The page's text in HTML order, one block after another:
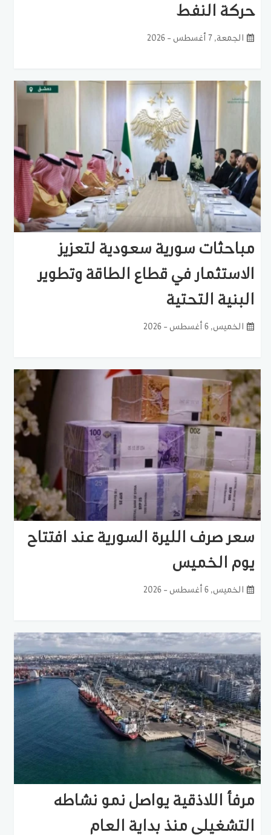
حركة النفط
الجمعة, 7 أغسطس - 2026
مباحثات سورية سعودية لتعزيز
الاستثمار في قطاع الطاقة وتطوير
البنية التحتية
الخميس, 6 أغسطس - 2026
سعر صرف الليرة السورية عند افتتاح
يوم الخميس
الخميس, 6 أغسطس - 2026
مرفأ اللاذقية يواصل نمو نشاطه
التشغيلي منذ بداية العام